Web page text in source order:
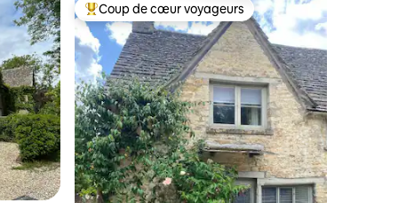
appréciés Coups de cœur voyageurs les plus appréciés
Coup de cœur voyageurs